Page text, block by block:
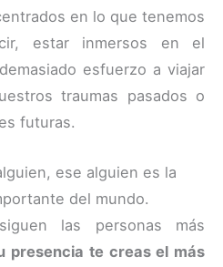
en lo que tenemos
estar inmersos en el
esfuerzo a viajar
traumas pasados o
futuras.
ese alguien es la
del mundo.
las personas más
presencia te creas el más